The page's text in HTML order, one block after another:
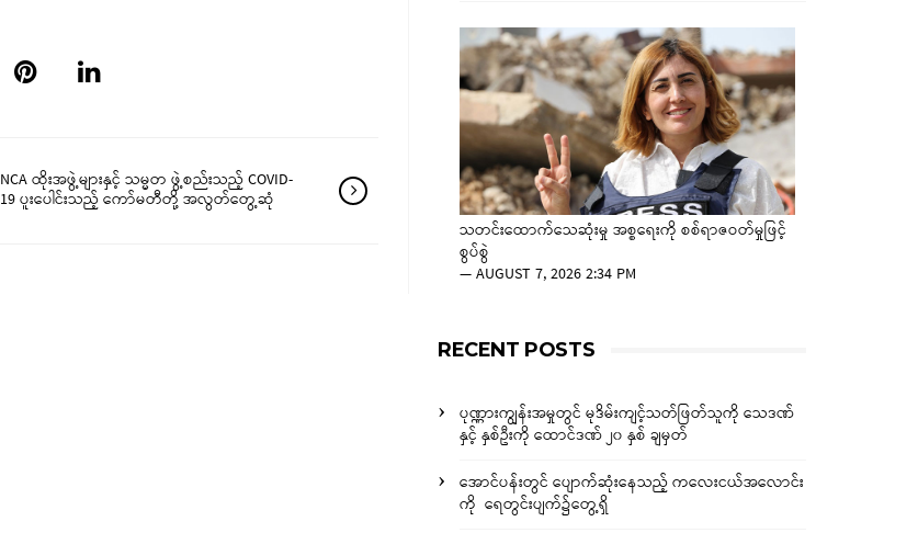
NCA ထိုးအဖွဲ့များနှင့် သမ္မတ ဖွဲ့စည်းသည့် COVID-
19 ပူးပေါင်းသည့် ကော်မတီတို့ အလွတ်တွေ့ဆုံ
သတင်းထောက်သေဆုံးမှု အစ္စရေးကို စစ်ရာဇဝတ်မှုဖြင့်
စွပ်စွဲ
—AUGUST 7, 2026 2:34 PM
RECENT POSTS
ပုဏ္ဏားကျွန်းအမှုတွင် မုဒိမ်းကျင့်သတ်ဖြတ်သူကို သေဒဏ်
နှင့် နှစ်ဦးကို ထောင်ဒဏ် ၂၀ နှစ် ချမှတ်
အောင်ပန်းတွင် ပျောက်ဆုံးနေသည့် ကလေးငယ်အလောင်း
ကို ရေတွင်းပျက်၌တွေ့ရှိ